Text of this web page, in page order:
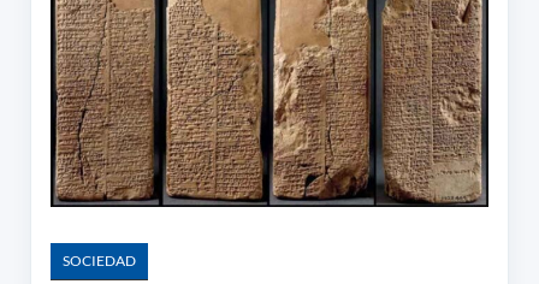
SOCIEDAD